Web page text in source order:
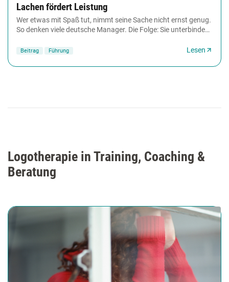
Lachen fördert Leistung
Wer etwas mit Spaß tut, nimmt seine Sache nicht ernst genug.
So denken viele deutsche Manager. Die Folge: Sie unterbinden
Beitrag Führung Lesen
Logotherapie in Training, Coaching &
Beratung